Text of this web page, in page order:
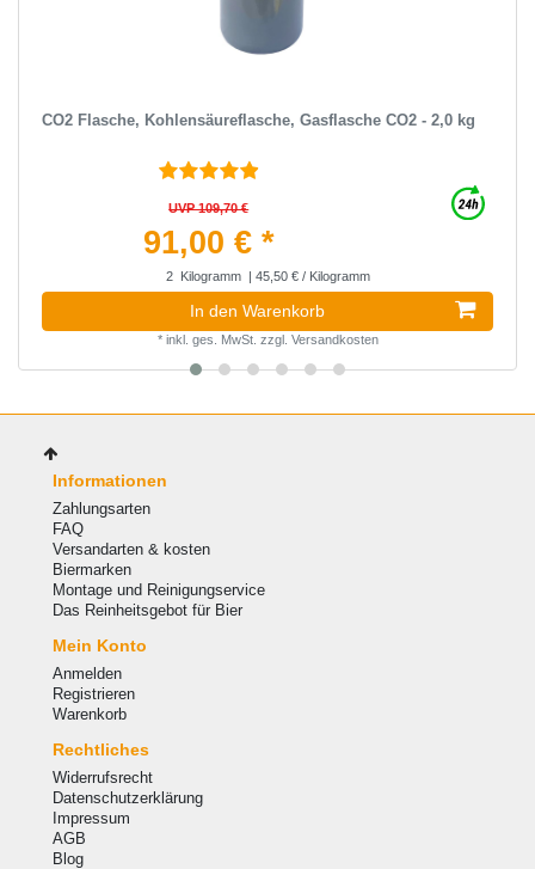
CO2 Flasche, Kohlensäureflasche, Gasflasche CO2 - 2,0 kg
UVP 109,70 €
91,00 € *
2 Kilogramm | 45,50 € / Kilogramm
In den Warenkorb
* inkl. ges. MwSt. zzgl. Versandkosten
Informationen
Zahlungsarten
FAQ
Versandarten & kosten
Biermarken
Montage und Reinigungservice
Das Reinheitsgebot für Bier
Mein Konto
Anmelden
Registrieren
Warenkorb
Rechtliches
Widerrufsrecht
Datenschutzerklärung
Impressum
AGB
Blog